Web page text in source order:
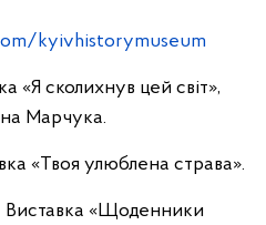
kyivhistorymuseum
«Я сколихнув цей світ»,
Марчука.
«Твоя улюблена страва».
Виставка «Щоденники